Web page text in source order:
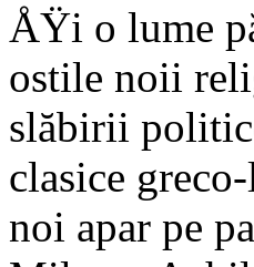
ÅŸi o lume
ostile noii
slăbirii
clasice
noi apar pe